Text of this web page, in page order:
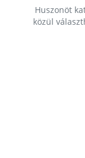
Huszonöt
közül